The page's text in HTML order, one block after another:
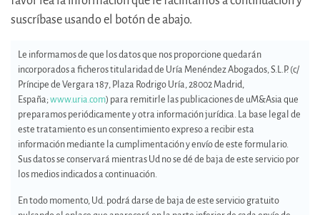
suscríbase usando el botón de abajo.
Le informamos de que los datos que nos proporcione quedarán
incorporados a ficheros titularidad de Uría Menéndez Abogados, S.L.P. (c/
Príncipe de Vergara 187, Plaza Rodrigo Uría, 28002 Madrid,
España;www.uria.com) para remitirle las publicaciones de uM&Asia que
preparamos periódicamente y otra información jurídica. La base legal de
este tratamiento es un consentimiento expreso a recibir esta
información mediante la cumplimentación y envío de este formulario.
Sus datos se conservará mientras Ud no se dé de baja de este servicio por
los medios indicados a continuación.
En todo momento, Ud. podrá darse de baja de este servicio gratuito